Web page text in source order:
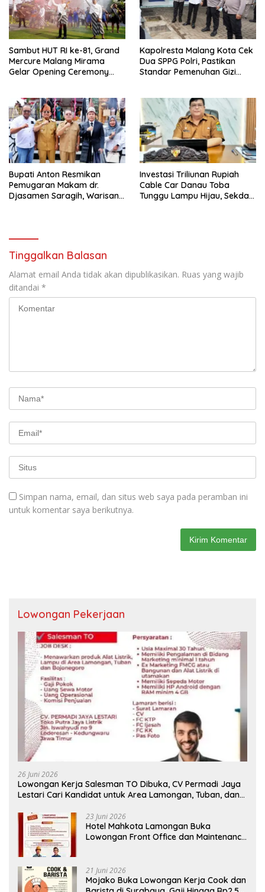
Sambut HUT RI ke-81, Grand
Mercure Malang Mirama
Gelar Opening Ceremony
Kapolresta Malang Kota Cek
Dua SPPG Polri, Pastikan
Standar Pemenuhan Gizi
Bupati Anton Resmikan
Pemugaran Makam dr.
Djasamen Saragih, Warisan
Investasi Triliunan Rupiah
Cable Car Danau Toba
Tunggu Lampu Hijau, Sekda
Tinggalkan Balasan
Alamat email Anda tidak akan dipublikasikan. Ruas yang wajib
ditandai *
Simpan nama, email, dan situs web saya pada peramban ini
untuk komentar saya berikutnya.
Lowongan Pekerjaan
26 Juni 2026
Lowongan Kerja Salesman TO Dibuka, CV Permadi Jaya
Lestari Cari Kandidat untuk Area Lamongan, Tuban, dan
23 Juni 2026
Hotel Mahkota Lamongan Buka
Lowongan Front Office dan Maintenance
21 Juni 2026
Mojako Buka Lowongan Kerja Cook dan